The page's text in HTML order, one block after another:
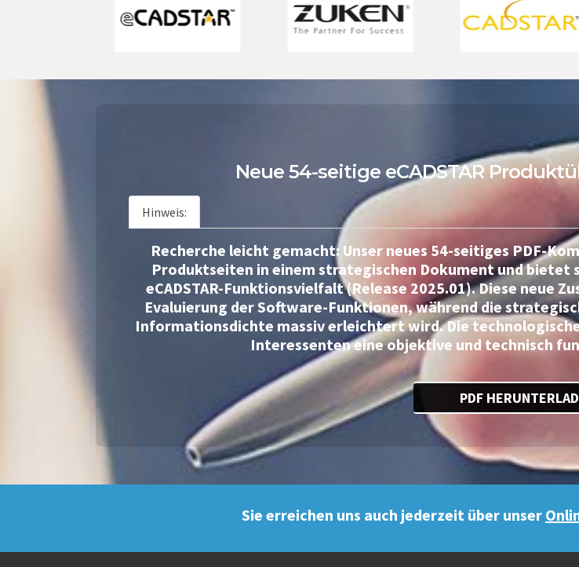
Neue 54-seitige eCADSTAR
Hinweis:
Recherche leicht gemacht: Unser neues 54-seitiges PDF-
Produktseiten in einem strategischen Dokument und bietet
eCADSTAR-Funktionsvielfalt (Release 2025.01). Diese neue
Evaluierung der Software-Funktionen, während die
Informationsdichte massiv erleichtert wird. Die
Interessenten eine objektive und technisch
PDF
Sie erreichen uns auch jederzeit über unser